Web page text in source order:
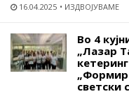
16.04.2025 ИЗДВОЈУВАМЕ
Во 4
„Лазар
светски